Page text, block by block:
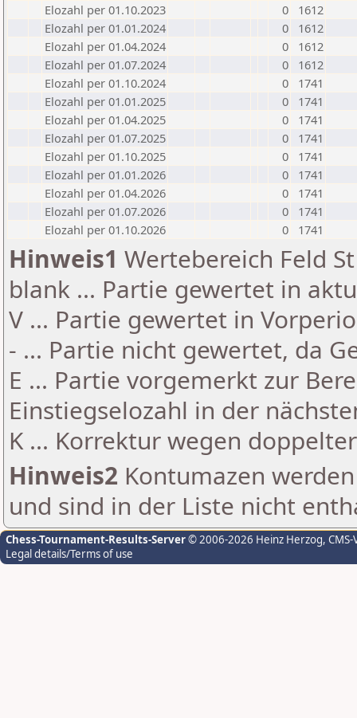
Elozahl per 01.10.2023
0
1612
Elozahl per 01.01.2024
0
1612
Elozahl per 01.04.2024
0
1612
Elozahl per 01.07.2024
0
1612
Elozahl per 01.10.2024
0
1741
Elozahl per 01.01.2025
0
1741
Elozahl per 01.04.2025
0
1741
Elozahl per 01.07.2025
0
1741
Elozahl per 01.10.2025
0
1741
Elozahl per 01.01.2026
0
1741
Elozahl per 01.04.2026
0
1741
Elozahl per 01.07.2026
0
1741
Elozahl per 01.10.2026
0 1741
Hinweis1 Wertebereich Feld
blank ... Partie gewertet in
V ... Partie gewertet in
- ... Partie nicht gewertet, da
E ... Partie vorgemerkt zur
Einstiegselozahl in der
K ... Korrektur wegen
Hinweis2 Kontumazen
und sind in der Liste nicht
Chess-Tournament-Results-Server© 2006-2026 Heinz Herzog,
Legal details/Terms of use